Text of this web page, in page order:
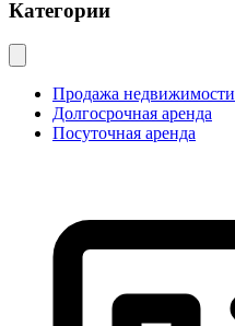
Категории
Продажа недвижимости
Долгосрочная аренда
Посуточная аренда